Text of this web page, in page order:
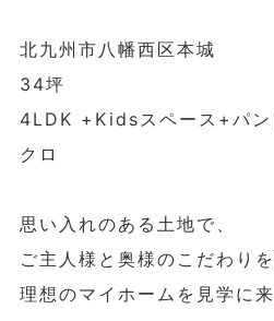
北九州市八幡西区本城
34坪
4LDK +Kidsスペース+パン
クロ
思い入れのある土地で、
ご主人様と奥様のこだわり
理想のマイホームを見学に